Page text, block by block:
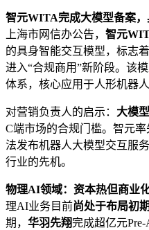
智元WITA完成大模型备案
上海市网信办公告， 智元
的具身智能交互模型，标志
进入“合规商用”新阶段。该
体系，核心应用于人形机器人
对营销负责人的启示： 大模
C端市场的合规门槛。智元
法发布机器人大模型交互服
行业的先机。
物理AI领域：资本热但商业
理AI业务目前尚处于布局初期
期， 华羽先翔完成超亿元